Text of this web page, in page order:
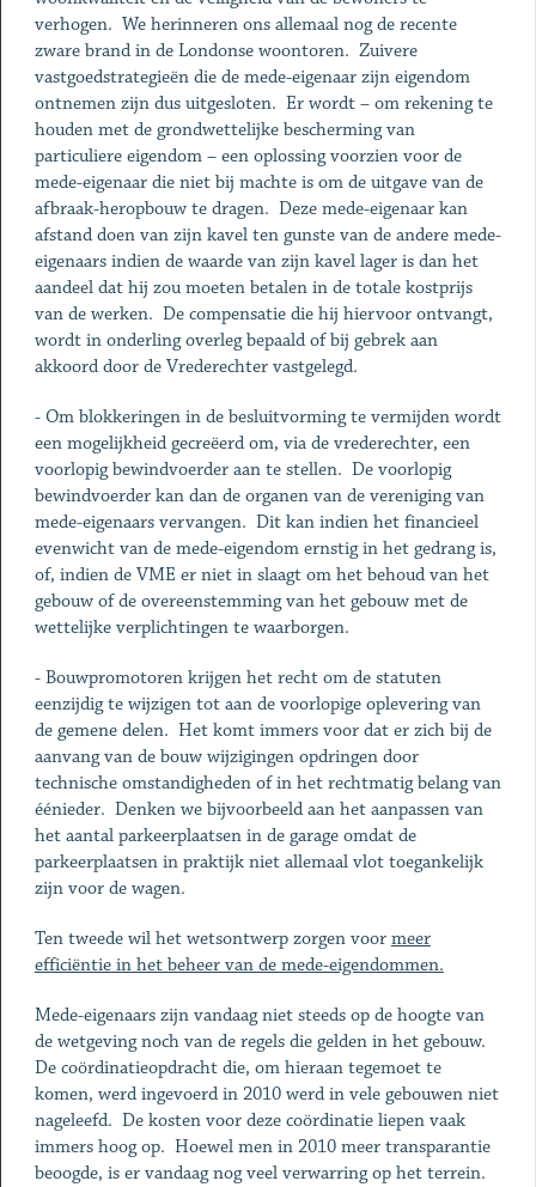
verhogen. We herinneren ons allemaal nog de recente
zware brand in de Londonse woontoren. Zuivere
vastgoedstrategieën die de mede-eigenaar zijn eigendom
ontnemen zijn dus uitgesloten. Er wordt – om rekening te
houden met de grondwettelijke bescherming van
particuliere eigendom – een oplossing voorzien voor de
mede-eigenaar die niet bij machte is om de uitgave van de
afbraak-heropbouw te dragen. Deze mede-eigenaar kan
afstand doen van zijn kavel ten gunste van de andere mede-
eigenaars indien de waarde van zijn kavel lager is dan het
aandeel dat hij zou moeten betalen in de totale kostprijs
van de werken. De compensatie die hij hiervoor ontvangt,
wordt in onderling overleg bepaald of bij gebrek aan
akkoord door de Vrederechter vastgelegd.
- Om blokkeringen in de besluitvorming te vermijden wordt
een mogelijkheid gecreëerd om, via de vrederechter, een
voorlopig bewindvoerder aan te stellen. De voorlopig
bewindvoerder kan dan de organen van de vereniging van
mede-eigenaars vervangen. Dit kan indien het financieel
evenwicht van de mede-eigendom ernstig in het gedrang is,
of, indien de VME er niet in slaagt om het behoud van het
gebouw of de overeenstemming van het gebouw met de
wettelijke verplichtingen te waarborgen.
- Bouwpromotoren krijgen het recht om de statuten
eenzijdig te wijzigen tot aan de voorlopige oplevering van
de gemene delen. Het komt immers voor dat er zich bij de
aanvang van de bouw wijzigingen opdringen door
technische omstandigheden of in het rechtmatig belang van
éénieder. Denken we bijvoorbeeld aan het aanpassen van
het aantal parkeerplaatsen in de garage omdat de
parkeerplaatsen in praktijk niet allemaal vlot toegankelijk
zijn voor de wagen.
Ten tweede wil het wetsontwerp zorgen voor meer
efficiëntie in het beheer van de mede-eigendommen.
Mede-eigenaars zijn vandaag niet steeds op de hoogte van
de wetgeving noch van de regels die gelden in het gebouw.
De coördinatieopdracht die, om hieraan tegemoet te
komen, werd ingevoerd in 2010 werd in vele gebouwen niet
nageleefd. De kosten voor deze coördinatie liepen vaak
immers hoog op. Hoewel men in 2010 meer transparantie
beoogde, is er vandaag nog veel verwarring op het terrein.